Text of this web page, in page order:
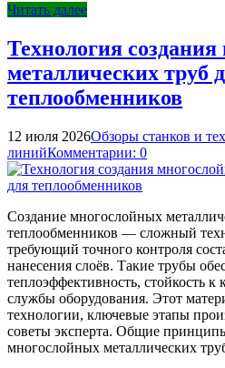
Читать далее
Технология
металлических труб
теплообменников
12 июля 2026Обзоры станков и
линийКомментарии: 0
Создание многослойных
теплообменников — сложный
требующий точного контроля
нанесения слоёв. Такие трубы
теплоэффективность, стойкость
службы оборудования. Этот
технологии, ключевые этапы
советы эксперта. Общие
многослойных металлических